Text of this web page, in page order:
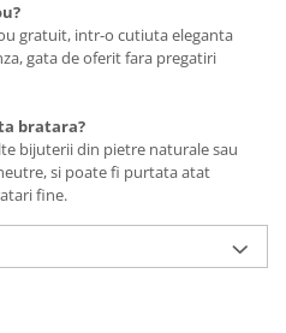
gratuit, intr-o cutiuta eleganta
gata de oferit fara pregatiri
bratara?
bijuterii din pietre naturale sau
si poate fi purtata atat
fine.